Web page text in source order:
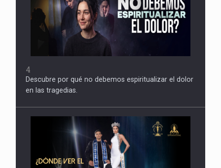
4
Descubre por qué no debemos espiritualizar el dolor
en las tragedias.